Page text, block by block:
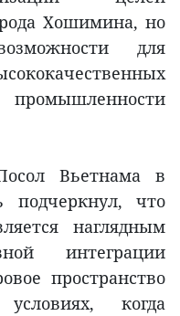
Хошимина, но
для
Вьетнама в
что
наглядным
интеграции
пространство
когда